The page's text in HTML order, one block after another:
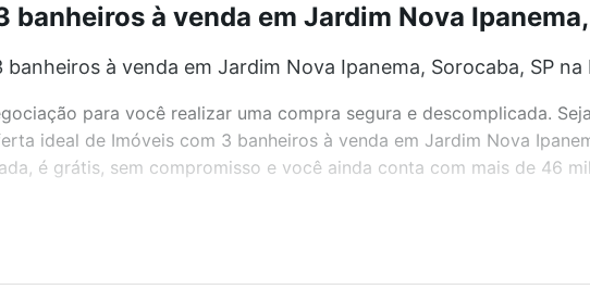
banheiros à venda em Jardim Nova
à venda em Jardim Nova Ipanema, Sorocaba, SP na
para você realizar uma compra segura e descomplicada.
ideal de Imóveis com 3 banheiros à venda em Jardim Nova
é grátis, sem compromisso e você ainda conta com mais de 46
por ruas, bairros e até condomínios favoritos. Você